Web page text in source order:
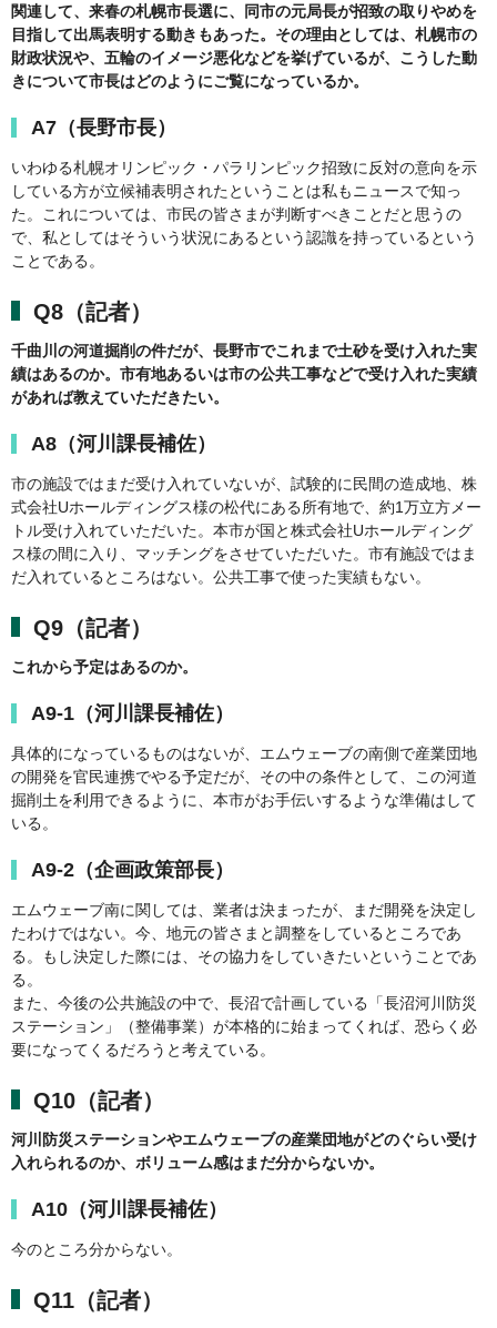
関連して、来春の札幌市長選に、同市の元局長が招致の取りやめを
目指して出馬表明する動きもあった。その理由としては、札幌市の
財政状況や、五輪のイメージ悪化などを挙げているが、こうした動
きについて市長はどのようにご覧になっているか。
A7（長野市長）
いわゆる札幌オリンピック・パラリンピック招致に反対の意向を示
している方が立候補表明されたということは私もニュースで知っ
た。これについては、市民の皆さまが判断すべきことだと思うの
で、私としてはそういう状況にあるという認識を持っているという
ことである。
Q8（記者）
千曲川の河道掘削の件だが、長野市でこれまで土砂を受け入れた実
績はあるのか。市有地あるいは市の公共工事などで受け入れた実績
があれば教えていただきたい。
A8（河川課長補佐）
市の施設ではまだ受け入れていないが、試験的に民間の造成地、株
式会社Uホールディングス様の松代にある所有地で、約1万立方メー
トル受け入れていただいた。本市が国と株式会社Uホールディング
ス様の間に入り、マッチングをさせていただいた。市有施設ではま
だ入れているところはない。公共工事で使った実績もない。
Q9（記者）
これから予定はあるのか。
A9-1（河川課長補佐）
具体的になっているものはないが、エムウェーブの南側で産業団地
の開発を官民連携でやる予定だが、その中の条件として、この河道
掘削土を利用できるように、本市がお手伝いするような準備はして
いる。
A9-2（企画政策部長）
エムウェーブ南に関しては、業者は決まったが、まだ開発を決定し
たわけではない。今、地元の皆さまと調整をしているところであ
る。もし決定した際には、その協力をしていきたいということであ
る。
また、今後の公共施設の中で、長沼で計画している「長沼河川防災
ステーション」（整備事業）が本格的に始まってくれば、恐らく必
要になってくるだろうと考えている。
Q10（記者）
河川防災ステーションやエムウェーブの産業団地がどのぐらい受け
入れられるのか、ボリューム感はまだ分からないか。
A10（河川課長補佐）
今のところ分からない。
Q11（記者）